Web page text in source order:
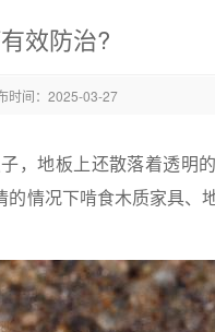
效防治?
时间：2025-03-27
地板上还散落着透明
情况下啃食木质家具、